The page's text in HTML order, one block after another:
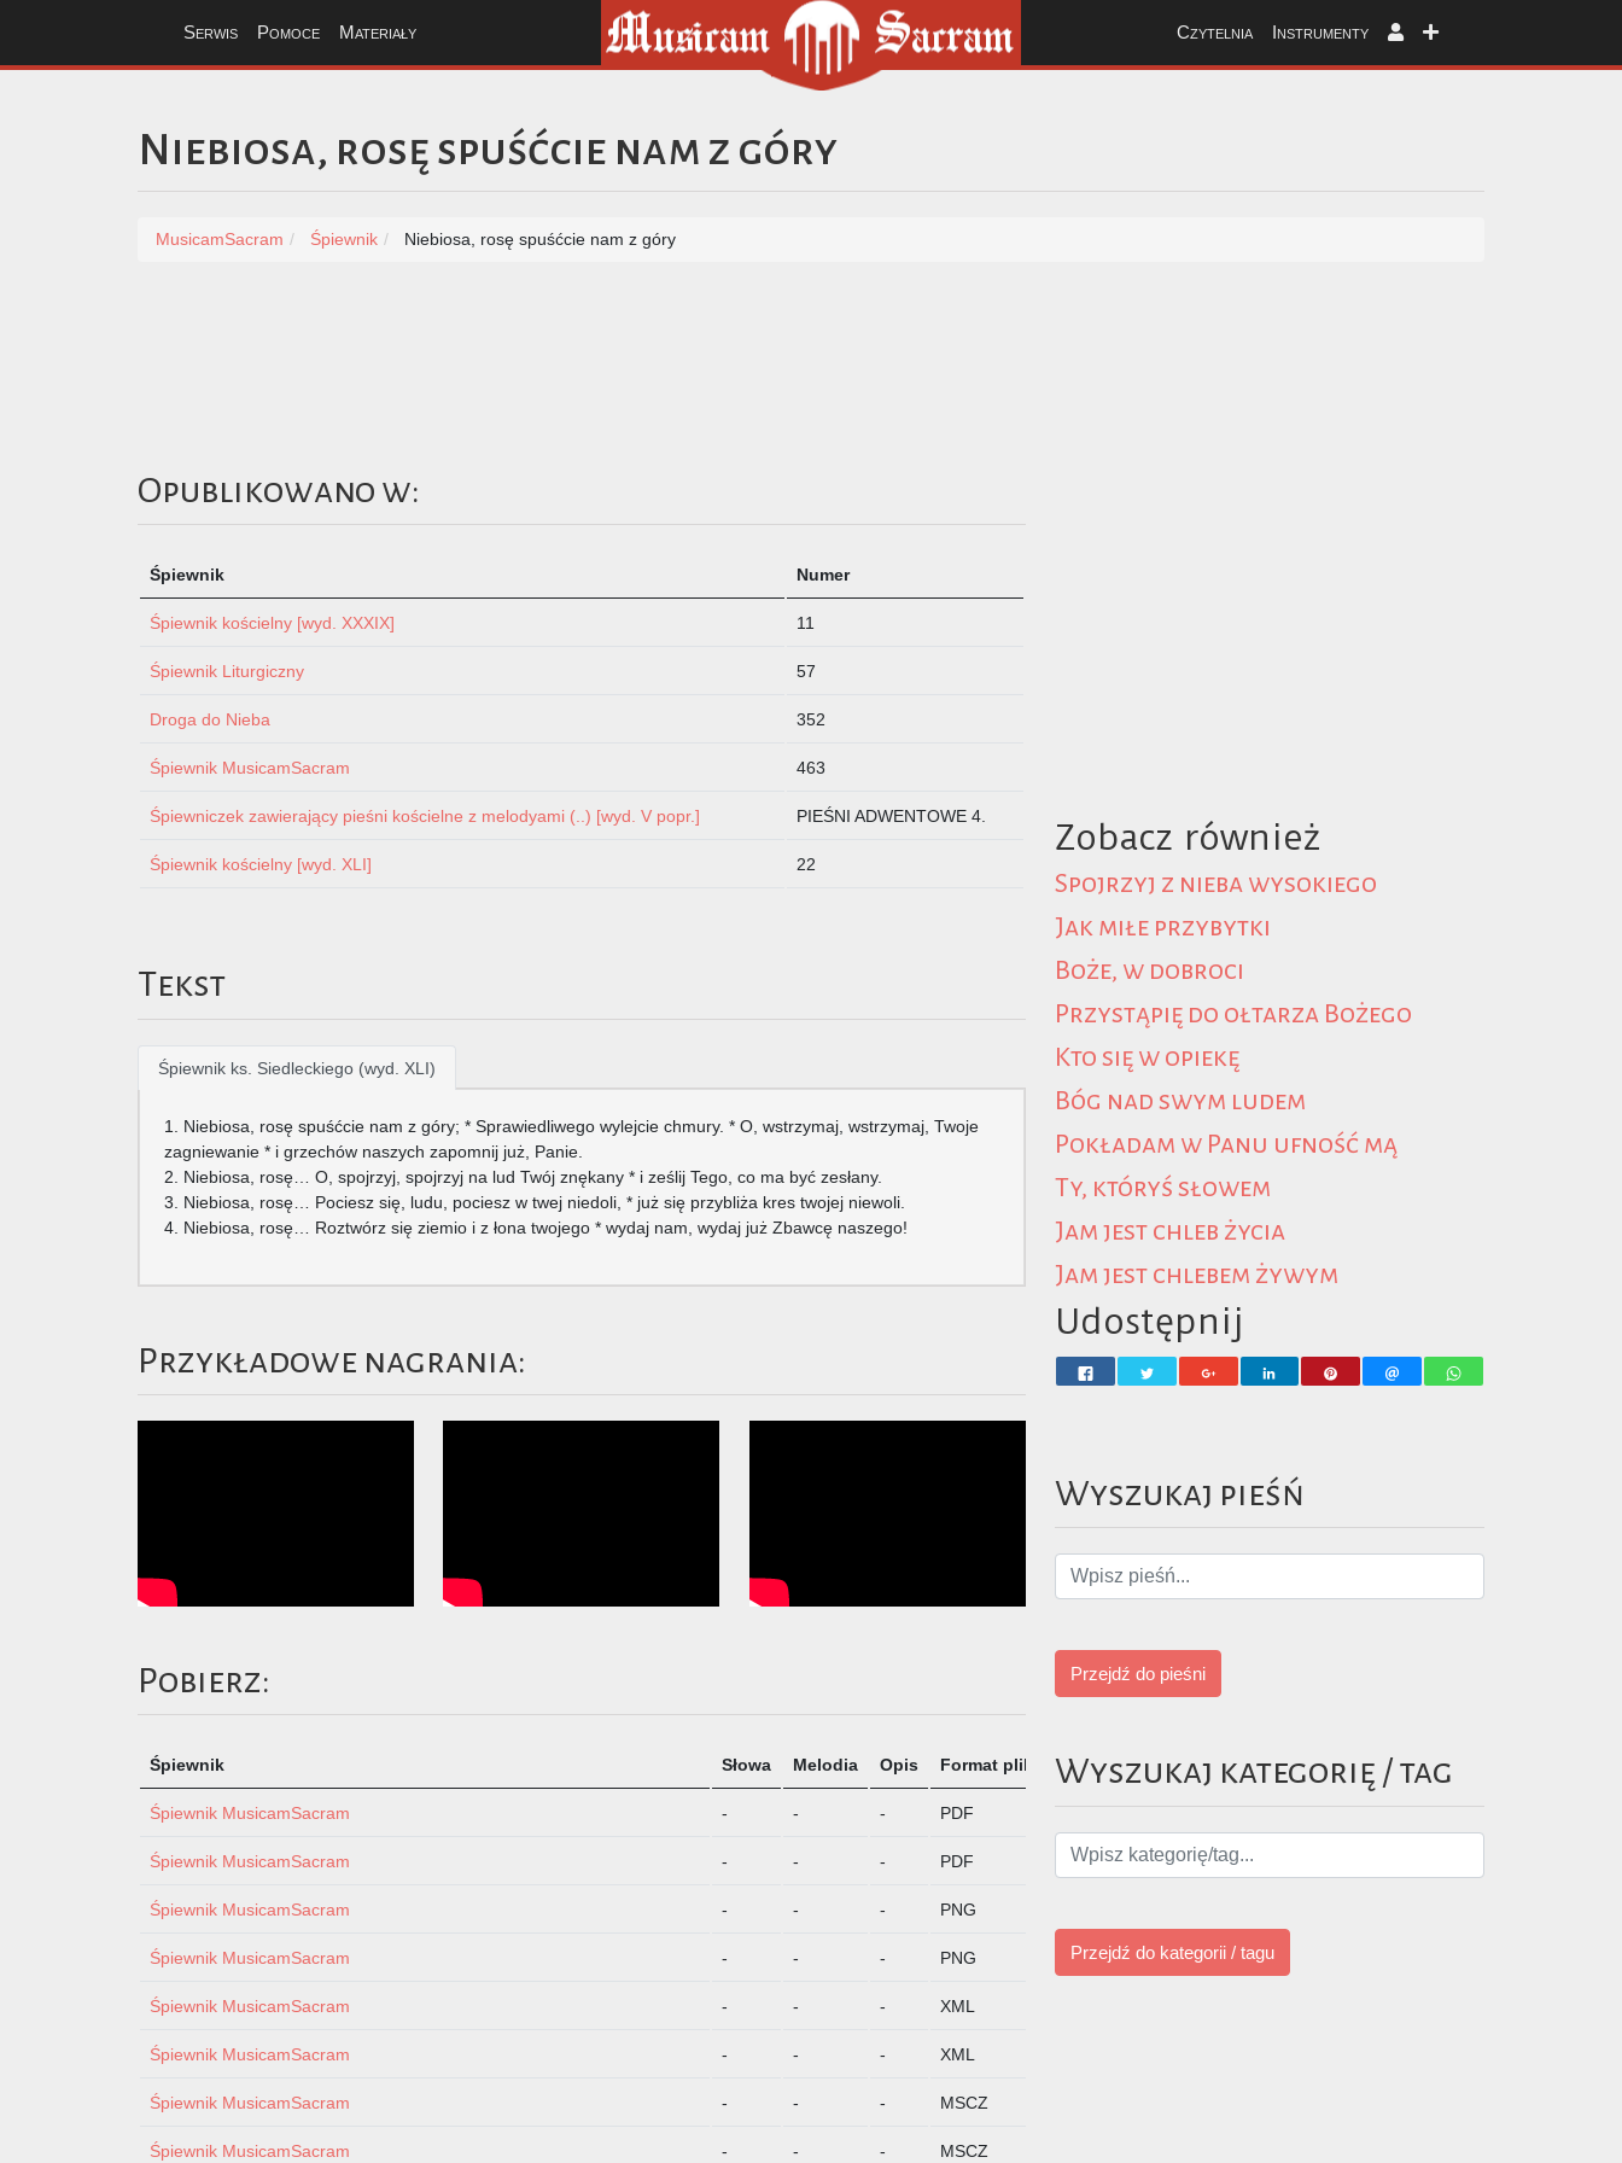
Serwis Pomoce Materiały Czytelnia Instrumenty
Niebiosa, rosę spuśćcie nam z góry
MusicamSacram Śpiewnik Niebiosa, rosę spuśćcie nam z góry
Opublikowano w:
Śpiewnik Numer
Śpiewnik kościelny [wyd. XXXIX] 11
Śpiewnik Liturgiczny 57
Droga do Nieba 352
Śpiewnik MusicamSacram 463
Śpiewniczek zawierający pieśni kościelne z melodyami (..) [wyd. V popr.] PIEŚNI ADWENTOWE 4.
Śpiewnik kościelny [wyd. XLI] 22
Tekst
Śpiewnik ks. Siedleckiego (wyd. XLI)
1. Niebiosa, rosę spuśćcie nam z góry; * Sprawiedliwego wylejcie chmury. * O, wstrzymaj, wstrzymaj, Twoje
zagniewanie * i grzechów naszych zapomnij już, Panie.
2. Niebiosa, rosę… O, spojrzyj, spojrzyj na lud Twój znękany * i ześlij Tego, co ma być zesłany.
3. Niebiosa, rosę… Pociesz się, ludu, pociesz w twej niedoli, * już się przybliża kres twojej niewoli.
4. Niebiosa, rosę… Roztwórz się ziemio i z łona twojego * wydaj nam, wydaj już Zbawcę naszego!
Przykładowe nagrania:
Pobierz:
Śpiewnik Słowa Melodia Opis Format pliku Pobierz
Śpiewnik MusicamSacram - - - PDF Pobierz
Śpiewnik MusicamSacram - - - PDF Pobierz
Śpiewnik MusicamSacram - - - PNG
Śpiewnik MusicamSacram - - - PNG Pobierz
Śpiewnik MusicamSacram - - - XML
Śpiewnik MusicamSacram - - - XML
Śpiewnik MusicamSacram - - - MSCZ
Śpiewnik MusicamSacram - - - MSCZ
Zobacz również
Spojrzyj z nieba wysokiego
Jak miłe przybytki
Boże, w dobroci
Przystąpię do ołtarza Bożego
Kto się w opiekę
Bóg nad swym ludem
Pokładam w Panu ufność mą
Ty, któryś słowem
Jam jest chleb życia
Jam jest chlebem żywym
Udostępnij
Wyszukaj pieśń
Przejdź do pieśni
Wyszukaj kategorię / tag
Przejdź do kategorii / tagu